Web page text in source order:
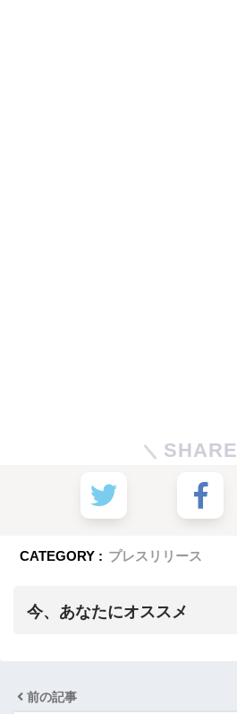
SHARE
CATEGORY : プレスリリース
今、あなたにオススメ
前の記事